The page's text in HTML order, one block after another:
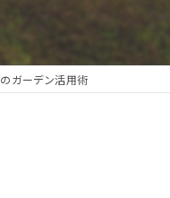
ガーデン活用術